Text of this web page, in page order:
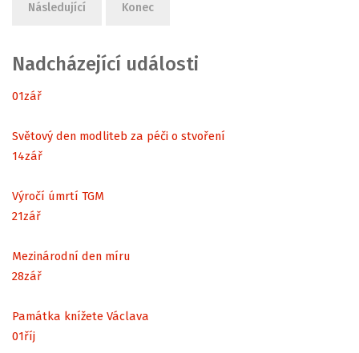
Následující Konec
Nadcházející události
01zář
Světový den modliteb za péči o stvoření
14zář
Výročí úmrtí TGM
21zář
Mezinárodní den míru
28zář
Památka knížete Václava
01říj